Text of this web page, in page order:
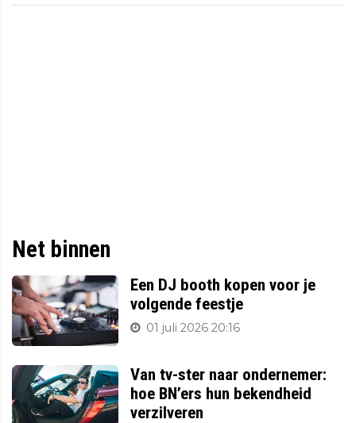
Net binnen
Een DJ booth kopen voor je
volgende feestje
01 juli 2026 20:16
Van tv-ster naar ondernemer:
hoe BN’ers hun bekendheid
verzilveren